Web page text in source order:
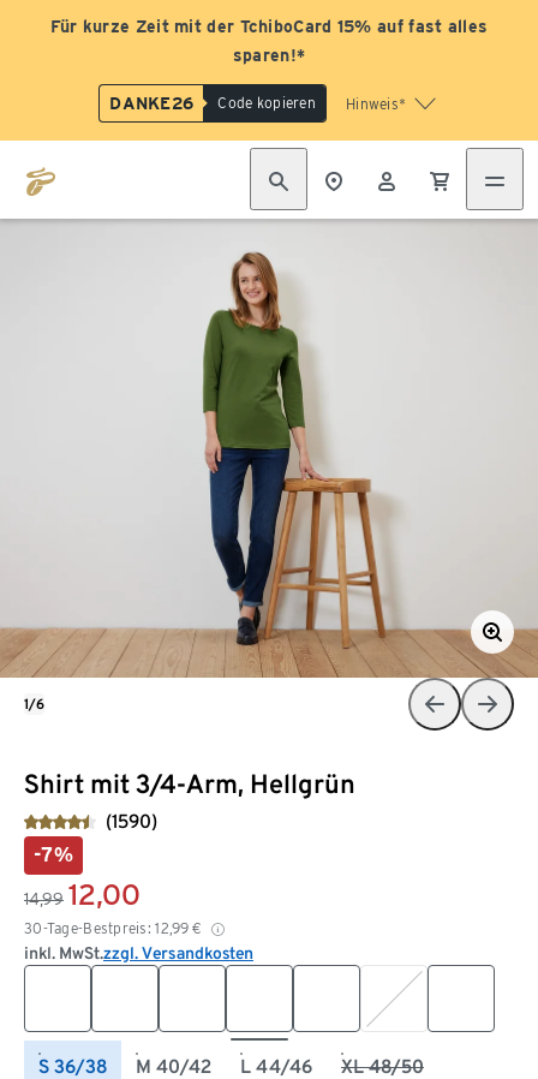
Für kurze Zeit mit der TchiboCard 15% auf fast alles
sparen!*
DANKE26 Code kopieren Hinweis*
Shirt mit 3/4-Arm, Hellgrün
(1590)
-7%
14,99 12,00
30-Tage-Bestpreis: 12,99 €
inkl. MwSt.zzgl. Versandkosten
S 36/38 M 40/42 L 44/46 XL 48/50
1/6